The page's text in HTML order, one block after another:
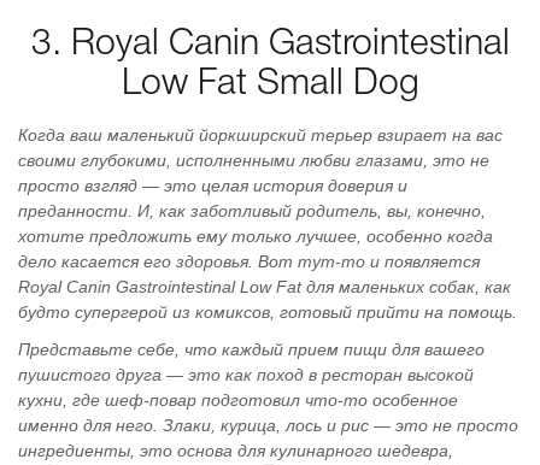
3. Royal Canin Gastrointestinal
Low Fat Small Dog
Когда ваш маленький йоркширский терьер взирает на вас
своими глубокими, исполненными любви глазами, это не
просто взгляд — это целая история доверия и
преданности. И, как заботливый родитель, вы, конечно,
хотите предложить ему только лучшее, особенно когда
дело касается его здоровья. Вот тут-то и появляется
Royal Canin Gastrointestinal Low Fat для маленьких собак, как
будто супергерой из комиксов, готовый прийти на помощь.
Представьте себе, что каждый прием пищи для вашего
пушистого друга — это как поход в ресторан высокой
кухни, где шеф-повар подготовил что-то особенное
именно для него. Злаки, курица, лось и рис — это не просто
ингредиенты, это основа для кулинарного шедевра,